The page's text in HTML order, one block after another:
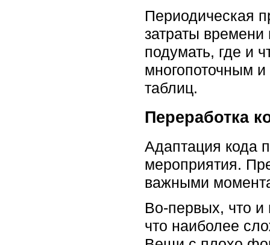
Периодическая
затраты
подумать, где и
многопоточным и
таблиц.
Переработка
Адаптация кода
мероприятия.
важными
Во-первых, что
что наиболее